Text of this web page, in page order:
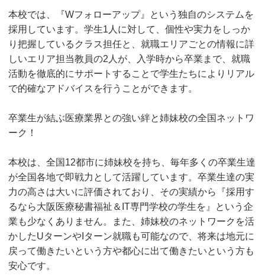
本校では、『Wフォローアップ』という独自のシステムを
採用しています。学生1人に対して、個性や実力をしっか
り把握しているクラス担任と、就職エリアごとの情報に詳
しいエリア担当教員の2人が、入学時から卒業まで、就職
活動を徹底的にサポートすることで学生たちによりリアル
で的確なアドバイスを行うことができます。
卒業生が結ぶ医療業界との強い絆と姉妹校の全国ネットワ
ーク！
本校は、全国12都市に姉妹校を持ち、毎年多くの卒業生達
が全国各地で即戦力として活躍しています。卒業生達の実
力の高さは大いに評価されており、その実績から『採用す
るなら大阪医療秘書福祉＆IT専門学校の学生を』という企
業も少なくありません。また、姉妹校のネットワークを活
かしたUターンやIターン就職も可能なので、将来は地元に
戻って働きたいという方や都心に出て働きたいという方も
安心です。